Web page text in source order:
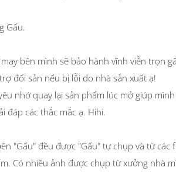
Gấu.
bên mình sẽ bảo hành vĩnh viễn trọn
sản nếu bị lỗi do nhà sản xuất ạ!
nhớ quay lại sản phẩm lúc mở giúp
đáp các thắc mắc ạ. Hihi.
"Gấu" đều được "Gấu" tự chụp và từ các
Có nhiều ảnh được chụp từ xưởng nhà